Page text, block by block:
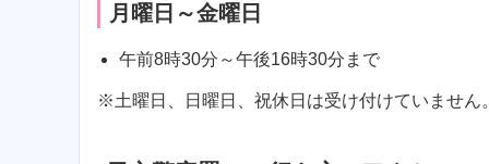
月曜日～金曜日
午前8時30分～午後16時30分まで
※土曜日、日曜日、祝休日は受け付けていません。